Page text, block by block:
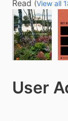
Read (View all
User